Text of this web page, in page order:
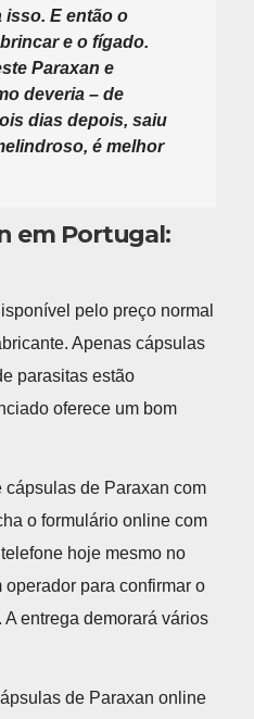
isso. E então o
e o fígado.
Paraxan e
deveria – de
dias depois, saiu
é melhor
em Portugal:
pelo preço normal
Apenas cápsulas
parasitas estão
oferece um bom
cápsulas de Paraxan com
o formulário online com
hoje mesmo no
para confirmar o
entrega demorará vários
de Paraxan online